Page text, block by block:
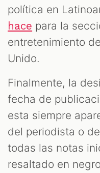
política en
hace para la
entretenimiento
Unido.
Finalmente, la
fecha de
esta siempre
del periodista o
todas las notas
resaltado en